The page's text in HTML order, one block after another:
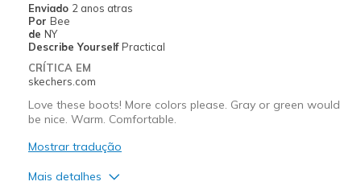
Width
Sizing
Feels true to size
View On Shoes
Enviado 2 anos atras
Por Bee
de NY
Describe Yourself Practical
CRÍTICA EM
skechers.com
Love these boots! More colors please. Gray or green would
be nice. Warm. Comfortable.
Mostrar tradução
Mais detalhes